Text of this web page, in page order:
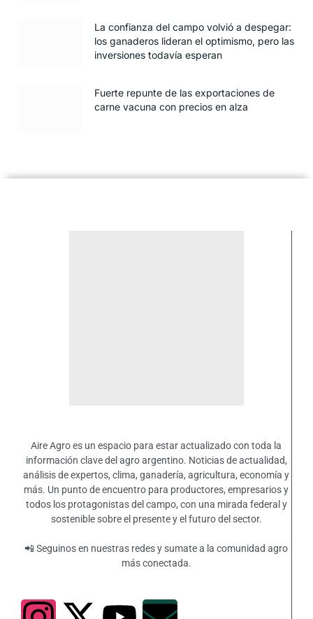
La confianza del campo volvió a despegar:
los ganaderos lideran el optimismo, pero las
inversiones todavía esperan
Fuerte repunte de las exportaciones de
carne vacuna con precios en alza
Aire Agro es un espacio para estar actualizado con toda la
información clave del agro argentino. Noticias de actualidad,
análisis de expertos, clima, ganadería, agricultura, economía y
más. Un punto de encuentro para productores, empresarios y
todos los protagonistas del campo, con una mirada federal y
sostenible sobre el presente y el futuro del sector.
📲 Seguinos en nuestras redes y sumate a la comunidad agro
más conectada.